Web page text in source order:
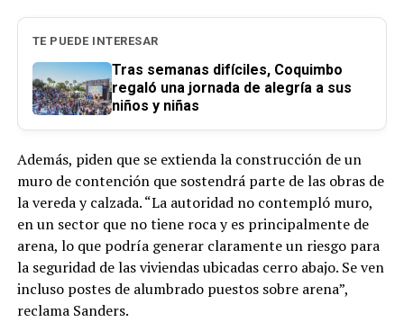
TE PUEDE INTERESAR
Tras semanas difíciles, Coquimbo
regaló una jornada de alegría a sus
niños y niñas
Además, piden que se extienda la construcción de un
muro de contención que sostendrá parte de las obras de
la vereda y calzada. “La autoridad no contempló muro,
en un sector que no tiene roca y es principalmente de
arena, lo que podría generar claramente un riesgo para
la seguridad de las viviendas ubicadas cerro abajo. Se ven
incluso postes de alumbrado puestos sobre arena”,
reclama Sanders.